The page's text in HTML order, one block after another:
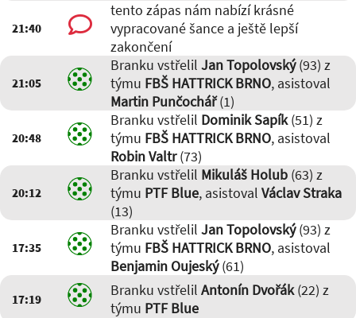
21:40
tento zápas nám nabízí krásné
vypracované šance a ještě lepší
zakončení
21:05
Branku vstřelil Jan Topolovský(93) z
týmu FBŠ HATTRICK BRNO, asistoval
Martin Punčochář(1)
20:48
Branku vstřelil Dominik Sapík(51) z
týmu FBŠ HATTRICK BRNO, asistoval
Robin Valtr(73)
20:12
Branku vstřelil Mikuláš Holub(63) z
týmu PTF Blue, asistoval Václav Straka
(13)
17:35
Branku vstřelil Jan Topolovský(93) z
týmu FBŠ HATTRICK BRNO, asistoval
Benjamin Oujeský(61)
17:19 Branku vstřelil Antonín Dvořák(22) z
týmu PTF Blue